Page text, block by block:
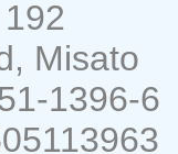
Misato
1396-6